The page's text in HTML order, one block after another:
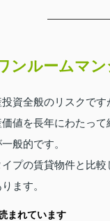
ンルームマ
資全般のリスクで
値を長年にわたっ
般的です。
プの賃貸物件と比
ます。
まれています